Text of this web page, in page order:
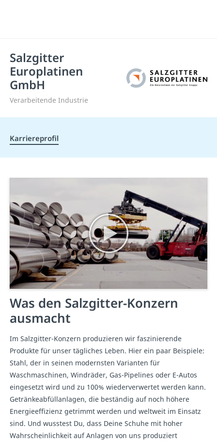
Salzgitter
Europlatinen
GmbH
Verarbeitende Industrie
Karriereprofil
Was den Salzgitter-Konzern
ausmacht
Im Salzgitter-Konzern produzieren wir faszinierende
Produkte für unser tägliches Leben. Hier ein paar Beispiele:
Stahl, der in seinen modernsten Varianten für
Waschmaschinen, Windräder, Gas-Pipelines oder E-Autos
eingesetzt wird und zu 100% wiederverwertet werden kann.
Getränkeabfüllanlagen, die beständig auf noch höhere
Energieeffizienz getrimmt werden und weltweit im Einsatz
sind. Und wusstest Du, dass Deine Schuhe mit hoher
Wahrscheinlichkeit auf Anlagen von uns produziert